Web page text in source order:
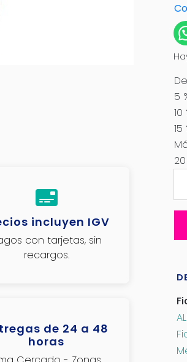
incluyen IGV
con tarjetas, sin
recargos.
de 24 a 48
horas
5
8''